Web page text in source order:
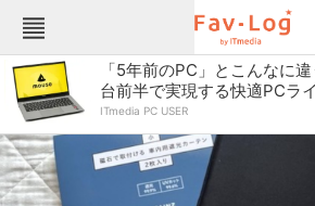
Fav-Logカテゴリー一覧
TOP アウトドア
インテリア・収納 おもちゃ
カメラ
「5年前のPC」とこんなに
台前半で実現する快適PCラ
ITmedia PC USER